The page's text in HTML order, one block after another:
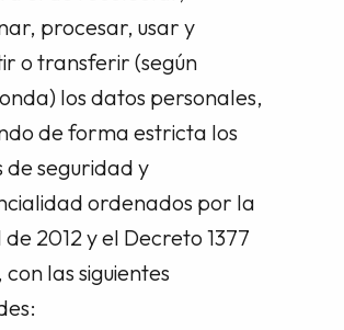
procesar, usar y
o transferir (según
los datos personales,
de forma estricta los
de seguridad y
ordenados por la
de 2012 y el Decreto 1377
con las siguientes